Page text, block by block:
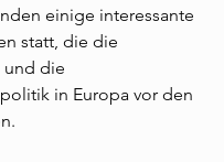
einige interessante
statt, die die
und die
in Europa vor den